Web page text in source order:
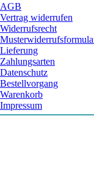
AGB
Vertrag widerrufen
Widerrufsrecht
Lieferung
Zahlungsarten
Datenschutz
Bestellvorgang
Warenkorb
Impressum